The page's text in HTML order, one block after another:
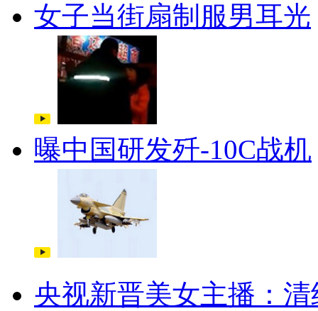
女子当街扇制服男耳光
曝中国研发歼-10C战机
央视新晋美女主播：清